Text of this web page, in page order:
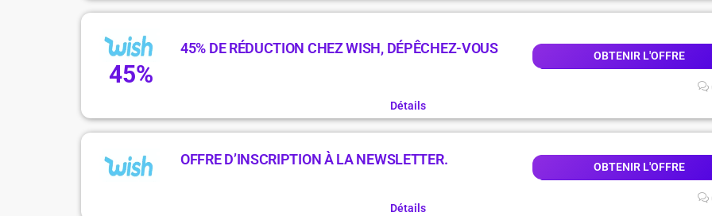
45%
45% DE RÉDUCTION CHEZ WISH, DÉPÊCHEZ-VOUS OBTENIR L'OFFRE
Détails
OFFRE D’INSCRIPTION À LA NEWSLETTER. OBTENIR L'OFFRE
Détails